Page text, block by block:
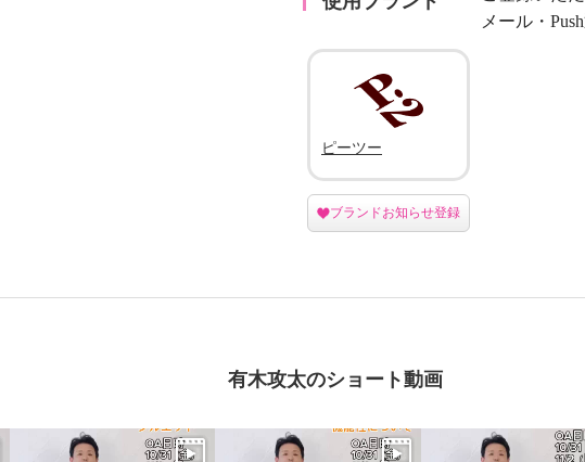
メール・
ピーツー
ブランドお知らせ登録
有木攻太のショート動画